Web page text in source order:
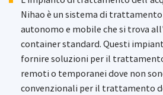
Nihao è un sistema di
autonomo e mobile che si trova
container standard. Questi
fornire soluzioni per il
remoti o temporanei dove non
convenzionali per il trattamento